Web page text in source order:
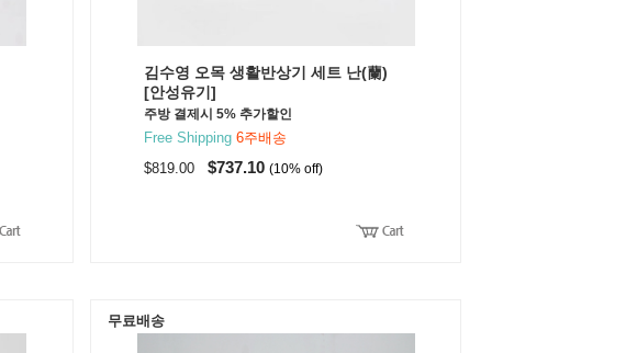
김수영 오목 생활반상기 세트 난(蘭)
[안성유기]
주방 결제시 5% 추가할인
Free Shipping 6주배송
$819.00 $737.10 (10% off)
무료배송